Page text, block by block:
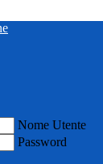
Nome Utente
Password